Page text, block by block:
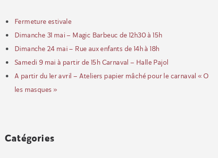
Fermeture estivale
Dimanche 31 mai – Magic Barbeuc de 12h30 à 15h
Dimanche 24 mai – Rue aux enfants de 14h à 18h
Samedi 9 mai à partir de 15h Carnaval – Halle Pajol
A partir du 1er avril – Ateliers papier mâché pour le carnaval « O
les masques »
Catégories